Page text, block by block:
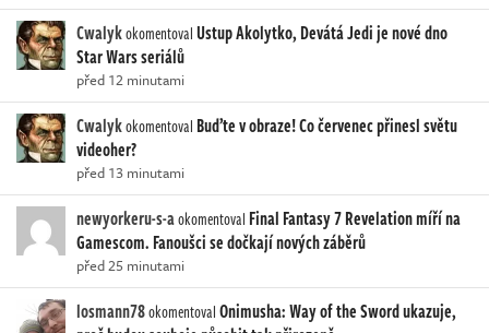
CwalykokomentovalUstup Akolytko, Devátá Jedi je nové dno
Star Wars seriálů
před 12 minutami
Cwalykokomentoval Buďte v obraze! Co červenec přinesl světu
videoher?
před 13 minutami
newyorkeru-s-aokomentoval Final Fantasy 7 Revelation míří na
Gamescom. Fanoušci se dočkají nových záběrů
před 25 minutami
losmann78okomentovalOnimusha: Way of the Sword ukazuje,